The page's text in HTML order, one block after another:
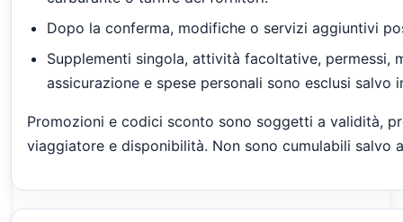
Dopo la conferma, modifiche o servizi aggiuntivi
Supplementi singola, attività facoltative, permessi,
assicurazione e spese personali sono esclusi salvo
Promozioni e codici sconto sono soggetti a validità,
viaggiatore e disponibilità. Non sono cumulabili salvo